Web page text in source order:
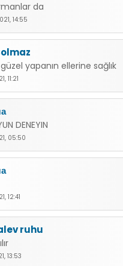
da
14:55
yapanın ellerine sağlık
11:21
DENEYIN
05:50
12:41
ruhu
13:53